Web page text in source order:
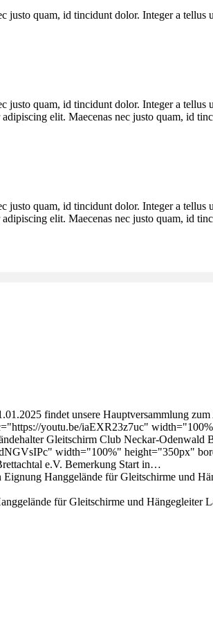
justo quam, id tincidunt dolor. Integer a
justo quam, id tincidunt dolor. Integer a
elit. Maecenas nec justo quam, id
justo quam, id tincidunt dolor. Integer a
elit. Maecenas nec justo quam, id
findet unsere Hauptversammlung
youtu.be/iaEXR23z7uc"
Gleitschirm Club Neckar-Odenwald
width="100%" height="350px"
e.V. Bemerkung Start in…
Eignung Hanggelände für Gleitschirme und
für Gleitschirme und